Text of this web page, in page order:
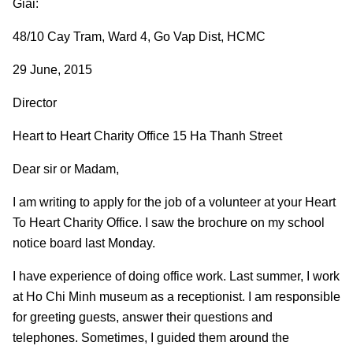
Giải:
48/10 Cay Tram, Ward 4, Go Vap Dist, HCMC
29 June, 2015
Director
Heart to Heart Charity Office 15 Ha Thanh Street
Dear sir or Madam,
I am writing to apply for the job of a volunteer at your Heart
To Heart Charity Office. I saw the brochure on my school
notice board last Monday.
I have experience of doing office work. Last summer, I work
at Ho Chi Minh museum as a receptionist.
I am responsible
for greeting guests, answer their questions and
telephones. Sometimes, I guided them around the